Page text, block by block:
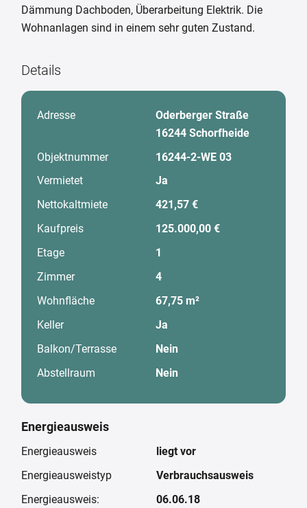
Dämmung Dachboden, Überarbeitung Elektrik. Die
Wohnanlagen sind in einem sehr guten Zustand.
Details
Adresse
Oderberger Straße
16244 Schorfheide
Objektnummer
16244-2-WE 03
Vermietet
Ja
Nettokaltmiete
421,57 €
Kaufpreis
125.000,00 €
Etage
1
Zimmer
4
Wohnfläche
67,75 m²
Keller
Ja
Balkon/Terrasse
Nein
Abstellraum
Nein
Energieausweis
Energieausweis
liegt vor
Energieausweistyp
Verbrauchsausweis
Energieausweis:
06.06.18